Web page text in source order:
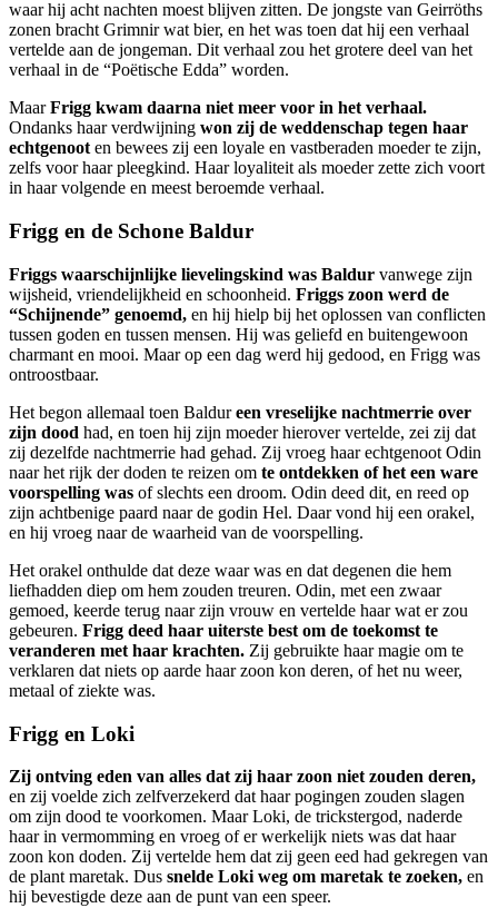
waar hij acht nachten moest blijven zitten. De jongste van Geirröths
zonen bracht Grimnir wat bier, en het was toen dat hij een verhaal
vertelde aan de jongeman. Dit verhaal zou het grotere deel van het
verhaal in de “Poëtische Edda” worden.
MaarFrigg kwam daarna niet meer voor in het verhaal.
Ondanks haar verdwijning won zij de weddenschap tegen haar
echtgenoot en bewees zij een loyale en vastberaden moeder te zijn,
zelfs voor haar pleegkind. Haar loyaliteit als moeder zette zich voort
in haar volgende en meest beroemde verhaal.
Frigg en de Schone Baldur
Friggs waarschijnlijke lievelingskind was Baldur vanwege zijn
wijsheid, vriendelijkheid en schoonheid. Friggs zoon werd de
“Schijnende” genoemd, en hij hielp bij het oplossen van conflicten
tussen goden en tussen mensen. Hij was geliefd en buitengewoon
charmant en mooi. Maar op een dag werd hij gedood, en Frigg was
ontroostbaar.
Het begon allemaal toen Baldureen vreselijke nachtmerrie over
zijn dood had, en toen hij zijn moeder hierover vertelde, zei zij dat
zij dezelfde nachtmerrie had gehad. Zij vroeg haar echtgenoot Odin
naar het rijk der doden te reizen om te ontdekken of het een ware
voorspelling was of slechts een droom. Odin deed dit, en reed op
zijn achtbenige paard naar de godin Hel. Daar vond hij een orakel,
en hij vroeg naar de waarheid van de voorspelling.
Het orakel onthulde dat deze waar was en dat degenen die hem
liefhadden diep om hem zouden treuren. Odin, met een zwaar
gemoed, keerde terug naar zijn vrouw en vertelde haar wat er zou
gebeuren. Frigg deed haar uiterste best om de toekomst te
veranderen met haar krachten. Zij gebruikte haar magie om te
verklaren dat niets op aarde haar zoon kon deren, of het nu weer,
metaal of ziekte was.
Frigg en Loki
Zij ontving eden van alles dat zij haar zoon niet zouden deren,
en zij voelde zich zelfverzekerd dat haar pogingen zouden slagen
om zijn dood te voorkomen. Maar Loki, de trickstergod, naderde
haar in vermomming en vroeg of er werkelijk niets was dat haar
zoon kon doden. Zij vertelde hem dat zij geen eed had gekregen van
de plant maretak. Dus snelde Loki weg om maretak te zoeken, en
hij bevestigde deze aan de punt van een speer.